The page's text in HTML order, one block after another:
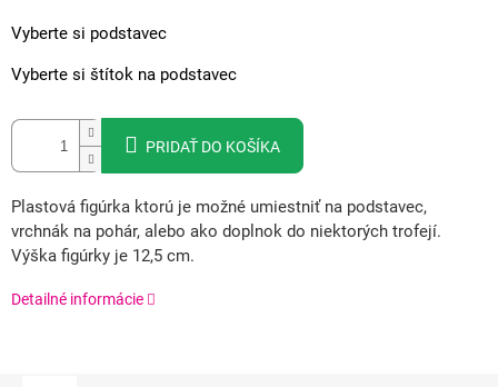
Vyberte si podstavec
Vyberte si štítok na podstavec
PRIDAŤ DO KOŠÍKA
Plastová figúrka ktorú je možné umiestniť na podstavec,
vrchnák na pohár, alebo ako doplnok do niektorých trofejí.
Výška figúrky je 12,5 cm.
Detailné informácie